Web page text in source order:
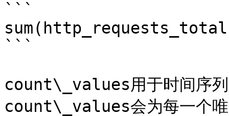
```
```
count\_values用于时间序列
count\_values会为每一个唯